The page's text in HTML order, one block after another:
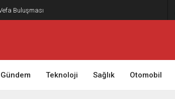
Buluşması
Gündem Teknoloji Sağlık Otomobil